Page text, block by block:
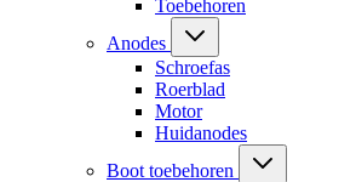
Toebehoren
Anodes
Schroefas
Roerblad
Motor
Huidanodes
Boot toebehoren